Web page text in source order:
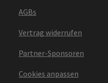
AGBs
Vertrag widerrufen
Partner-Sponsoren
Cookies anpassen